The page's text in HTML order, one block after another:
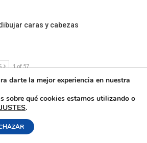
caras y cabezas
1 of 57
Contacto
darte la mejor experiencia en nuestra
sobre qué cookies estamos utilizando o
.